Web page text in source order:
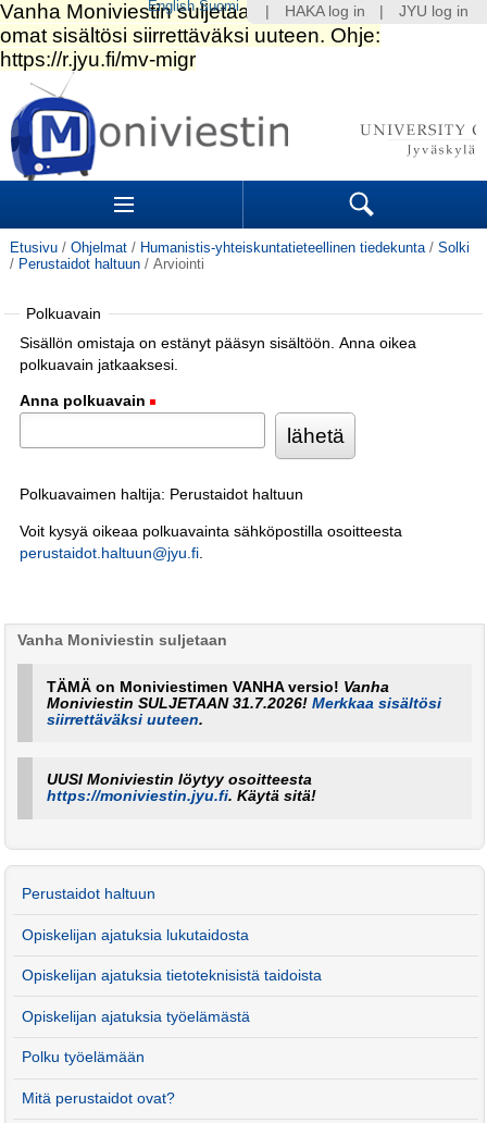
Siirry
sisältöön.
|
Siirry
navigointiin
Sections Search
Etusivu / Ohjelmat / Humanistis-yhteiskuntatieteellinen tiedekunta / Solki
/ Perustaidot haltuun / Arviointi
Polkuavain
Sisällön omistaja on estänyt pääsyn sisältöön. Anna oikea
polkuavain jatkaaksesi.
Anna polkuavain
Polkuavaimen haltija: Perustaidot haltuun
Voit kysyä oikeaa polkuavainta sähköpostilla osoitteesta
perustaidot.haltuun@jyu.fi.
Vanha Moniviestin suljetaan
TÄMÄ on Moniviestimen VANHA versio! Vanha
Moniviestin SULJETAAN 31.7.2026!Merkkaa sisältösi
siirrettäväksi uuteen.
UUSI Moniviestin löytyy osoitteesta
https://moniviestin.jyu.fi. Käytä sitä!
Perustaidot haltuun
Opiskelijan ajatuksia lukutaidosta
Opiskelijan ajatuksia tietoteknisistä taidoista
Opiskelijan ajatuksia työelämästä
Polku työelämään
Mitä perustaidot ovat?
HAKA log in JYU log in
English Suomi